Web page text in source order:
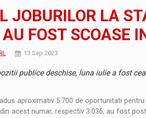
JAECOO 5 SHS-H a ajuns in Romania
and the Future of Protein
JOBURILOR LA
FOST SCOASE
13 Sep 2023
publice deschise, luna iulie a fost
aproximativ 5.700 de oportunitati
acest numar, respectiv 3.036, au fost